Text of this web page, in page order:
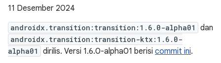
11 Desember 2024
androidx.transition:transition:1.6.0-alpha01 dan
androidx.transition:transition-ktx:1.6.0-
alpha01
dirilis. Versi 1.6.0-alpha01 berisi commit ini.